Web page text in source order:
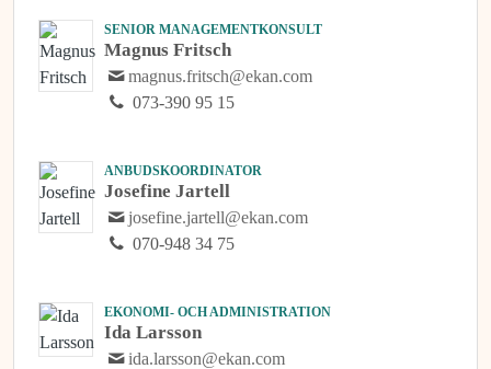
SENIOR MANAGEMENTKONSULT
Magnus Fritsch
magnus.fritsch@ekan.com
073-390 95 15
ANBUDSKOORDINATOR
Josefine Jartell
josefine.jartell@ekan.com
070-948 34 75
EKONOMI- OCH ADMINISTRATION
Ida Larsson
ida.larsson@ekan.com